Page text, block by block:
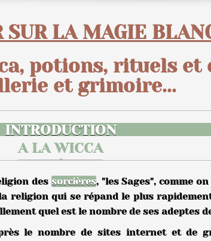
SUR LA MAGIE
potions, rituels et
et grimoire...
INTRODUCTION
A LA WICCA
des sorcières, "les Sages", comme
religion qui se répand le plus
quel est le nombre de ses adeptes
le nombre de sites internet et de